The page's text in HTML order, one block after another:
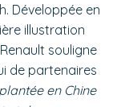
Développée en
illustration
souligne
de partenaires
en Chine